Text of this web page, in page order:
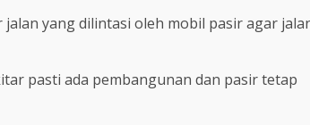
yang dilintasi oleh mobil pasir agar
pasti ada pembangunan dan pasir tetap